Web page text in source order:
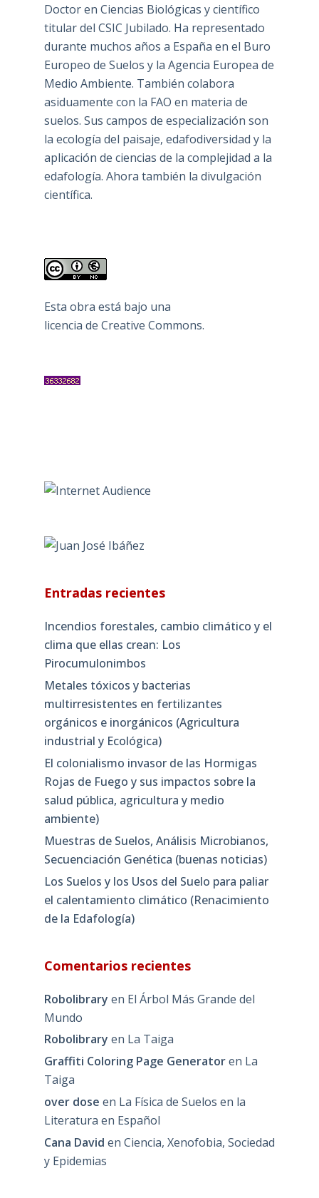
Doctor en Ciencias Biológicas y científico
titular del CSIC Jubilado. Ha representado
durante muchos años a España en el Buro
Europeo de Suelos y la Agencia Europea de
Medio Ambiente. También colabora
asiduamente con la FAO en materia de
suelos. Sus campos de especialización son
la ecología del paisaje, edafodiversidad y la
aplicación de ciencias de la complejidad a la
edafología. Ahora también la divulgación
científica.
Esta obra está bajo una
licencia de Creative Commons.
Entradas recientes
Incendios forestales, cambio climático y el
clima que ellas crean: Los
Pirocumulonimbos
Metales tóxicos y bacterias
multirresistentes en fertilizantes
orgánicos e inorgánicos (Agricultura
industrial y Ecológica)
El colonialismo invasor de las Hormigas
Rojas de Fuego y sus impactos sobre la
salud pública, agricultura y medio
ambiente)
Muestras de Suelos, Análisis Microbianos,
Secuenciación Genética (buenas noticias)
Los Suelos y los Usos del Suelo para paliar
el calentamiento climático (Renacimiento
de la Edafología)
Comentarios recientes
Robolibrary en El Árbol Más Grande del
Mundo
Robolibrary en La Taiga
Graffiti Coloring Page Generatoren La
Taiga
over dose en La Física de Suelos en la
Literatura en Español
Cana David en Ciencia, Xenofobia, Sociedad
y Epidemias